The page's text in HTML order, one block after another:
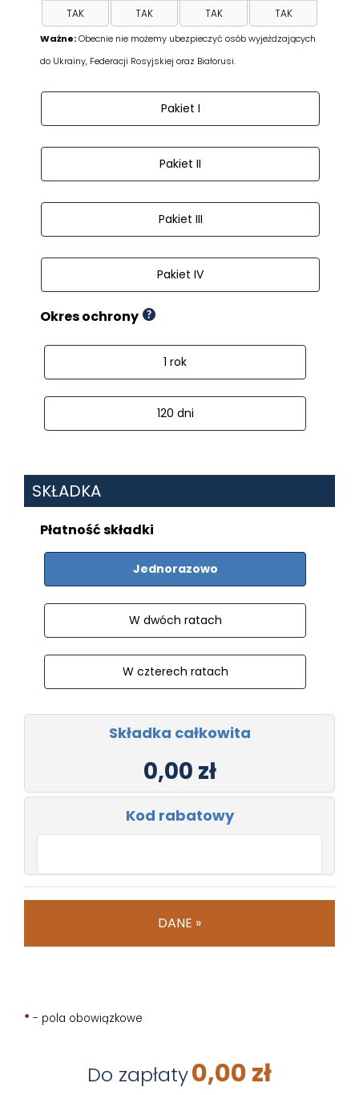
TAK
TAK TAK TAK
Ważne:Obecnie nie możemy ubezpieczyć osób wyjeżdzających
do Ukrainy, Federacji Rosyjskiej oraz Białorusi.
pakietu
Pakiet I
Pakiet II
Pakiet III
Pakiet IV
Okres ochrony
1 rok
120 dni
SKŁADKA
Płatność składki
Jednorazowo
W dwóch ratach
W czterech ratach
Składka całkowita
Kod rabatowy
Do zapłaty0,00 zł
* - pola obowiązkowe